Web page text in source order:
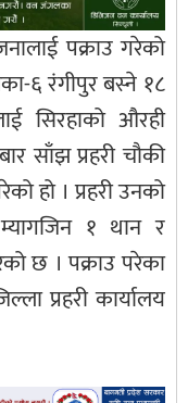
पक्राउ गरेको
६ रंगीपुर बस्ने १८
सिरहाको औरही
साँझ प्रहरी चौकी
हो । प्रहरी उनको
१ थान र
छ । पक्राउ परेका
प्रहरी कार्यालय